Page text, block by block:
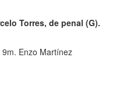
Torres, de penal (G).
9m. Enzo Martínez